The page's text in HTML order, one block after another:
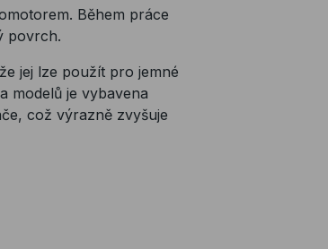
Během práce
povrch.
jej lze použít pro jemné
modelů je vybavena
což výrazně zvyšuje